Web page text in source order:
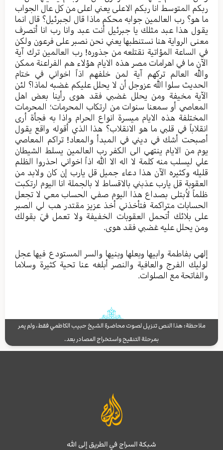
ربکم المتوسط انا ربکم الاعلی یعني اعلی من کل عال الجواب
ما هو؟ رب العالمین جوابه محکم ماذا قال لجبرئیل؟ قال انما
یقول هذا عبد مثلك یا جبرئیل أنت عبد وانا رب انا أتصرف
معنی الروایة هنا نستنطبها یعني نحن نصبر علی فرعون ولکن
في الساعة المؤاتیة نقتلعه من جذوره! رب العالمین ترك آیة
الآن ما في اهرامات مصر هذه الایام هؤلاء هم الفراعنة ممکن
والله العالم ترکهم آیة لمن خلفهم اذاً اخواني في ختام
الحدیث سلوا الله عزوجل أن لا یحلل علیکم غضبه لماذا؟ لئن
الآیة مخیفة ومن یحلل غضبي فقد هوی رأينا بعض اهل
المعاصي أو سمعنا سنوات من ارتکاب المحرمات؛ المحرمات
المختلفة هذه الایام میسرة انواع الحرام واذا به فجأة أری
انقلاباً في قلبي ما هو الانقلاب؟ هذا الذي أقوله واقع یقول
أصبحت أشك في دیني في المبدأ والمعاد! تراکم المعاصي
یوم من الایام ینتهي الی الکفر رب العالمین یسلط الشیطان
علي لیسلب منه کلمة لا اله الا الله اذاً اخواني احذروا الظلم
قلیله وکثیره الآن هذا دعاء جمیل قل یارب إن کان ولابد من
العقوبة قل یارب عذبني بالاقساط لا بالجملة انا الیوم ارتکبت
ظلماً لاُبتلی بصداع هذا الیوم صفي الحساب معي لا تجعل
الحسابات متراکمة فتأخذني أخذ عزیز مقتدر هب لي الصبر
علی بلائك أتحمل العقوبات الخفیفة ولا تعمل فيَ بقولك
ومن یحلل علیه غضبي فقد هوی.
إلهي بفاطمة وابیها وبعلها وبنیها والسر المستودع فیها عجل
لولیك الفرج والعافیة والنصر أبلغه عنا تحیة کثیرة وسلاما
والفاتحة مع الصلوات.
ملاحظة: هذا النص تنزيل لصوت محاضرة الشيخ حبيب الكاظمي فقط، ولم يمر
بمرحلة التنقيح واستخراج المصادر بعد.
شبكة السراج في الطريق إلى الله